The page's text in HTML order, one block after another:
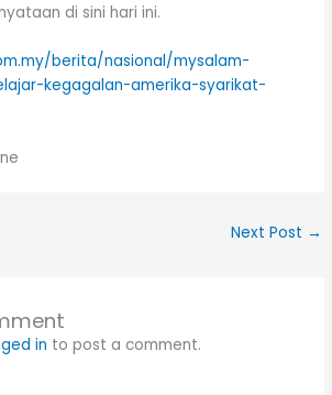
di sini hari ini.
berita/nasional/mysalam-
kegagalan-amerika-syarikat-
Next Post →
in to post a comment.